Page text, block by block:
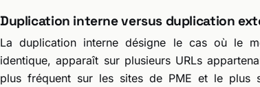
Duplication interne versus duplication
La duplication interne désigne le cas où le
identique, apparaît sur plusieurs URLs
plus fréquent sur les sites de PME et le plus